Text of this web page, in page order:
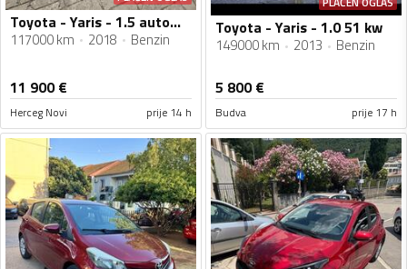
Toyota - Yaris - 1.5 automatik
117000 km 2018 Benzin
11 900€
Herceg Novi prije 14 h
Toyota - Yaris - 1.0 51 kw
149000 km 2013 Benzin
5 800€
Budva prije 17 h